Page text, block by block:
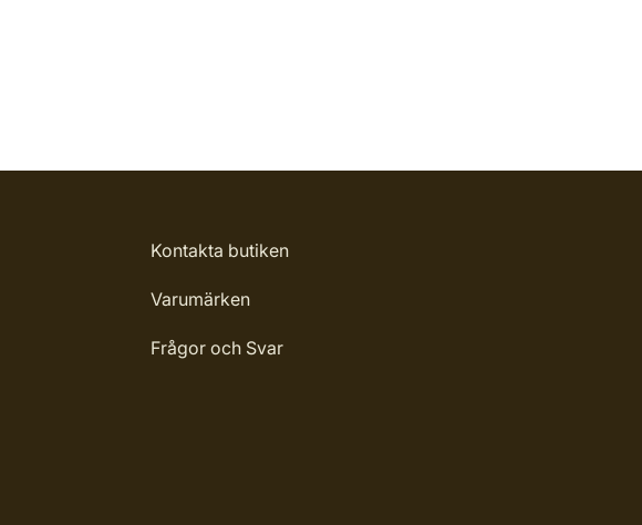
Kontakta butiken
Varumärken
Frågor och Svar